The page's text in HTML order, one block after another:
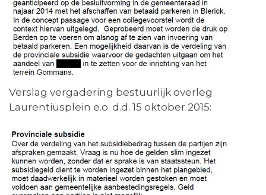
Verslag vergadering bestuurlijk overleg
Laurentiusplein e.o. d.d. 15 oktober 2015: